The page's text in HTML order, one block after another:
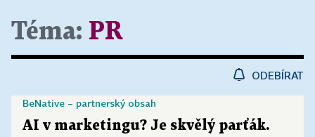
Téma: PR
ODEBÍRAT
AI v marketingu? Je skvělý parťák.
BeNative – partnerský obsah